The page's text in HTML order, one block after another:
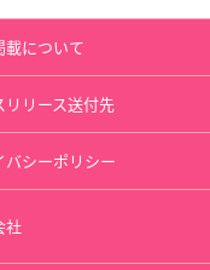
載について
リリース送付先
バシーポリシー
社